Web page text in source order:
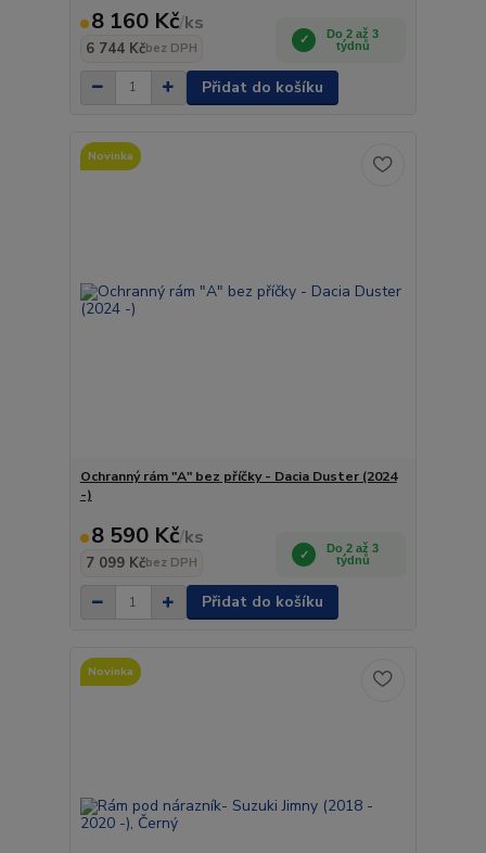
8 160 Kč/ks
6 744 Kčbez DPH
Do 2 až 3
týdnů
Přidat do košíku
Novinka
Ochranný rám "A" bez příčky - Dacia Duster (2024
-)
8 590 Kč/ks
7 099 Kčbez DPH
Do 2 až 3
týdnů
Přidat do košíku
Novinka